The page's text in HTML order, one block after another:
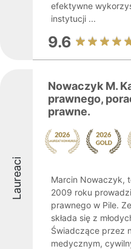
efektywne
instytucji ...
9.6
Laureaci
Nowaczyk M.
prawnego,
prawne.
Marcin Nowaczyk,
2009 roku
prawnego w Pile.
składa się z
Świadczące przez
medycznym,